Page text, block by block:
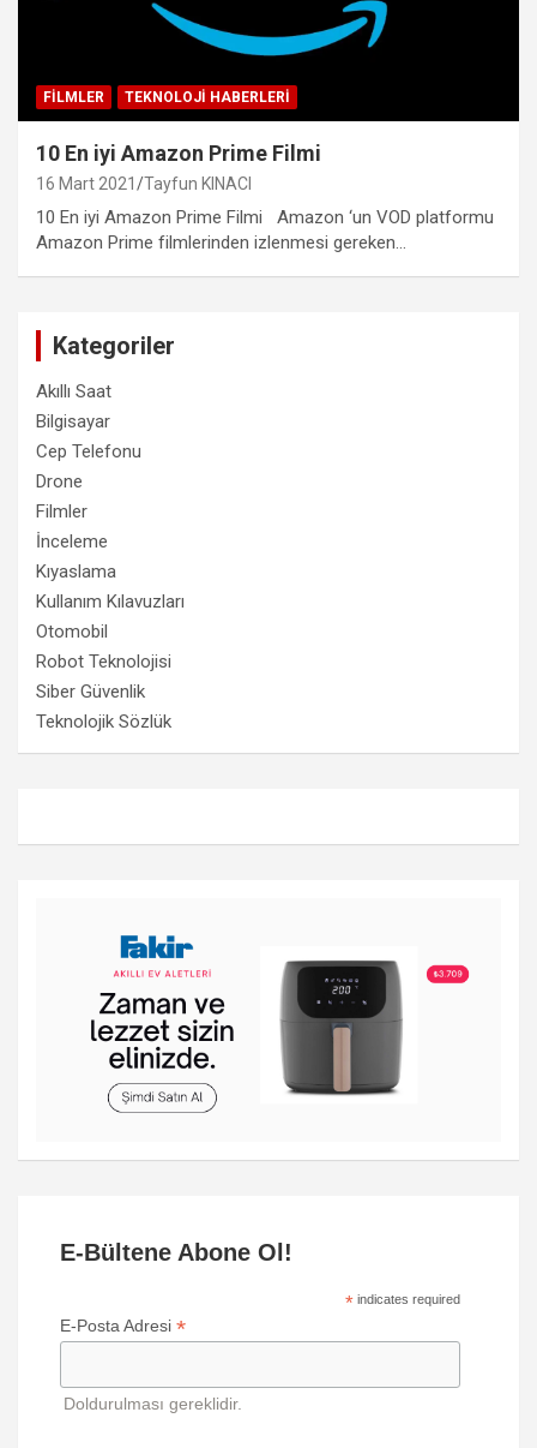
FILMLER TEKNOLOJI HABERLERI
10 En iyi Amazon Prime Filmi
16 Mart 2021 Tayfun KINACI
10 En iyi Amazon Prime Filmi Amazon ‘un VOD platformu
Amazon Prime filmlerinden izlenmesi gereken…
Kategoriler
Akıllı Saat
Bilgisayar
Cep Telefonu
Drone
Filmler
İnceleme
Kıyaslama
Kullanım Kılavuzları
Otomobil
Robot Teknolojisi
Siber Güvenlik
Teknolojik Sözlük
E-Bültene Abone Ol!
* indicates required
E-Posta Adresi *
Doldurulması gereklidir.